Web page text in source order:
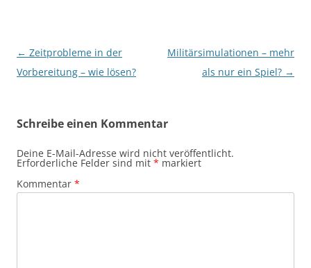
Beitragsnavigation
← Zeitprobleme in der
Vorbereitung – wie lösen?
Militärsimulationen – mehr
als nur ein Spiel? →
Schreibe einen Kommentar
Deine E-Mail-Adresse wird nicht veröffentlicht.
Erforderliche Felder sind mit * markiert
Kommentar *